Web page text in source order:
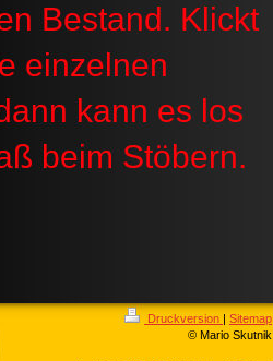
Bestand. Klickt
einzelnen
kann es los
beim Stöbern.
Druckversion | Sitemap
© Mario Skutnik